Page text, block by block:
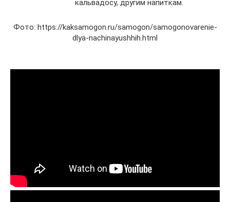
кальвадосу, другим напиткам.
Фото: https://kaksamogon.ru/samogon/samogonovarenie-
dlya-nachinayushhih.html